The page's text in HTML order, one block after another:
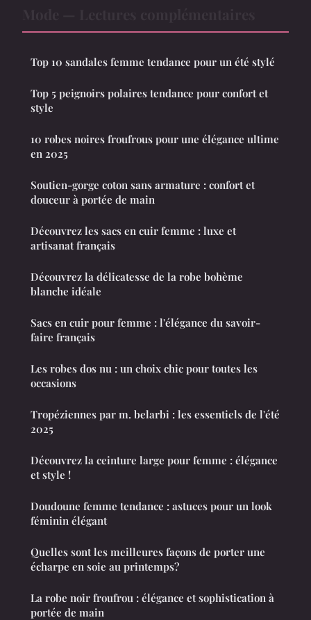
Top 10 sandales femme tendance pour un été stylé
Top 5 peignoirs polaires tendance pour confort et
style
10 robes noires froufrous pour une élégance ultime
en 2025
Soutien-gorge coton sans armature : confort et
douceur à portée de main
Découvrez les sacs en cuir femme : luxe et
artisanat français
Découvrez la délicatesse de la robe bohème
blanche idéale
Sacs en cuir pour femme : l'élégance du savoir-
faire français
Les robes dos nu : un choix chic pour toutes les
occasions
Tropéziennes par m. belarbi : les essentiels de l'été
2025
Découvrez la ceinture large pour femme : élégance
et style !
Doudoune femme tendance : astuces pour un look
féminin élégant
Quelles sont les meilleures façons de porter une
écharpe en soie au printemps?
La robe noir froufrou : élégance et sophistication à
portée de main